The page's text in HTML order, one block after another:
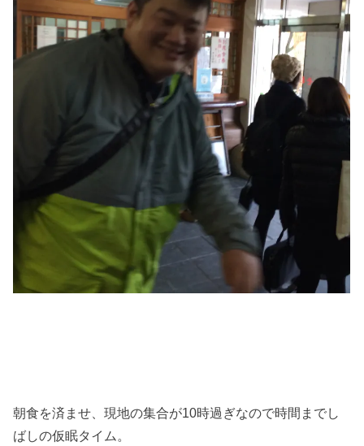
朝食を済ませ、現地の集合が10時過ぎなので時間までし
ばしの仮眠タイム。